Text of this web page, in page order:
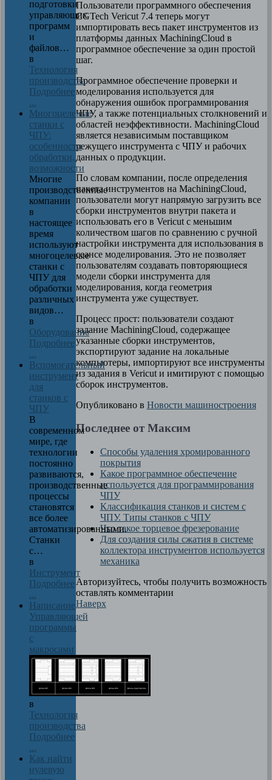
Пользователи программного обеспечения
CGTech Vericut 7.4 теперь могут
импортировать весь пакет инструментов из
платформы данных MachiningCloud в
программное обеспечение за один простой
шаг.
Программное обеспечение проверки и
моделирования используется для
обнаружения ошибок программирования
ЧПУ, а также потенциальных столкновений и
областей неэффективности. MachiningCloud
является независимым поставщиком
режущего инструмента с ЧПУ и рабочих
данных о продукции.
По словам компании, после определения
пакета инструментов на MachiningCloud,
пользователи могут напрямую загрузить все
сборки инструментов внутри пакета и
использовать его в Vericut с меньшим
количеством шагов по сравнению с ручной
настройки инструмента для использования в
сеансе моделирования. Это не позволяет
пользователям создавать повторяющиеся
модели сборки инструмента для
моделирования, когда геометрия
инструмента уже существует.
Процесс прост: пользователи создают
задание MachiningCloud, содержащее
указанные сборки инструментов,
экспортируют задание на локальные
компьютеры, импортируют все инструменты
из задания в Vericut и имитируют с помощью
сборок инструментов.
Опубликовано в Новости машиностроения
Последнее от Максим
Способы удаления хромированного
покрытия
Какое программное обеспечение
используется для программирования
ЧПУ
Классификация станков и систем с
ЧПУ. Типы станков с ЧПУ
Что такое торцевое фрезерование
Для создания силы сжатия в системе
коллектора инструментов используется
механика
Авторизуйтесь, чтобы получить возможность
оставлять комментарии
Наверх
подготовки
управляющих
программ
и
файлов…
в
Технология
производства
Подробнее
...
Многоцелевые
станки с
ЧПУ:
особенности
обработки,
возможности
Многие
производственные
компании
в
настоящее
время
используют
многоцелевые
станки с
ЧПУ для
обработки
различных
видов…
в
Оборудование
Подробнее
...
Вспомогательный
инструмент
для
станков с
ЧПУ
В
современном
мире, где
технологии
постоянно
развиваются,
производственные
процессы
становятся
все более
автоматизированными.
Станки
с…
в
Инструмент
Подробнее
...
Написание
Управляющей
программы
с
макросами
в
Технология
производства
Подробнее
...
Как найти
нулевую